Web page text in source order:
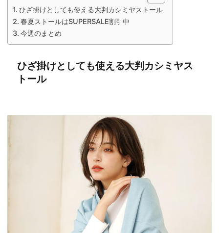
ひざ掛けとしても使える大判カシミヤストール
春夏ストールはSUPERSALE割引中
今週のまとめ
ひざ掛けとしても使える大判カシミヤス
トール